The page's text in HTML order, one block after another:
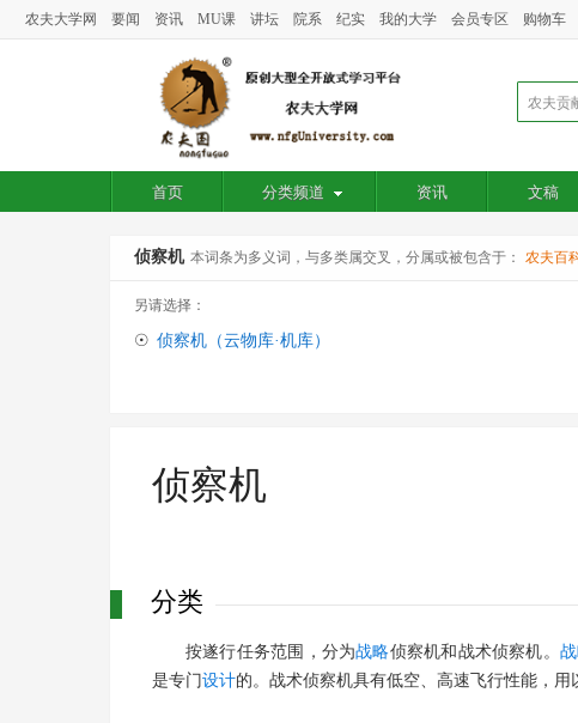
农夫大学网 要闻 资讯 MU课 讲坛 院系 纪实 我的大学 会员专区 购物车
首页 分类频道 资讯 文稿
侦察机 本词条为多义词，与多类属交叉，分属或被包含于： 农夫百
另请选择：
☉ 侦察机（云物库·机库）
侦察机
分类
按遂行任务范围，分为战略侦察机和战术侦察机。
是专门设计的。战术侦察机具有低空、高速飞行性能，